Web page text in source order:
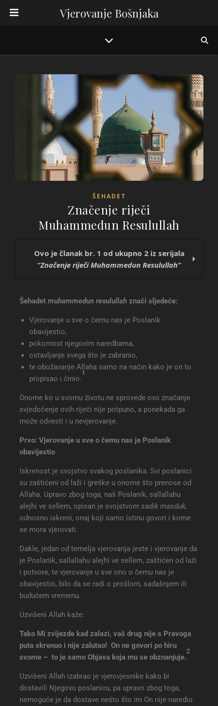
Vjerovanje Bošnjaka
ŠEHADET
Značenje riječi
Muhammedun Resulullah
Ovo je članak br. 1 od ukupno 2 iz serijala
“Značenje riječi Muhammedun Resulullah”
Pokornost Poslaniku sallallahu alejhi we sellem
Šehadet muhammedun resulullah znači sljedeće:
Vjerovanje u sve o čemu nas je Poslanik
obavijestio,
pokornost njegovim naredbama,
ostavljanje svega što je zabranio,
te obožavanje Allaha samo na način kako je on to
propisao i činio.
1
Onome ko u svomu životu ne sprovede ovo značanje
svjedočenje ovih riječi nije potpuno, a ponekada ga
može odvesti i u nevjerovanje.
Prvo: Vjerovanje u sve o čemu nas je Poslanik
obavijestio
Iskrenost je svojstvo svakog poslanika. Svi poslanici
su zaštićeni od laži i greške u onome što prenose od
Allaha. Upravo zbog toga, naš Poslanik, sallallahu
alejhi ve sellem, opisan je svojstvom sadik masduk,
odnosno iskreni, onaj koji samo istinu govori i kome
se mora vjerovati.
Dakle, jedan od temelja vjerovanja jeste i vjerovanje da
je Poslanik, sallallahu alejhi ve sellem, zaštićen od laži
i potvore, te vjerovanje u sve ono o čemu nas je
obavijestio, bilo da se radi o prošlom, sadašnjem ili
budućem vremenu.
Uzvišeni Allah kaže:
Tako Mi zvijezde kad zalazi, vaš drug nije s Pravoga
puta skrenuo i nije zalutao! On ne govori po hiru
svome – to je samo Objava koja mu se obznanjuje.
2
Uzvišeni Allah izabrao je vjerovjesnike kako bi
dostavili Njegovu poslanicu, pa upravo zbog toga,
nemoguće je da dostave nešto što im On nije naredio.